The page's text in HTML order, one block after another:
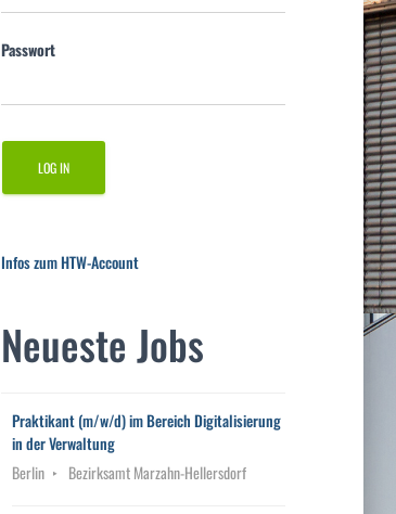
Passwort
Infos zum HTW-Account
Neueste Jobs
Praktikant (m/w/d) im Bereich Digitalisierung
in der Verwaltung
Berlin
Bezirksamt Marzahn-Hellersdorf